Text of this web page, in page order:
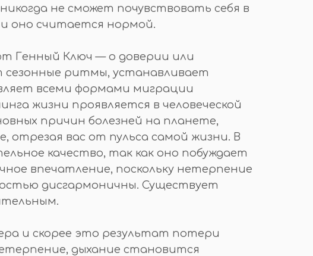
не сможет почувствовать себя в
оно считается нормой.
Генный Ключ — о доверии или
ритмы, устанавливает
всеми формами миграции
жизни проявляется в человеческой
причин болезней на планете,
отрезая вас от пульса самой жизни. В
качество, так как оно побуждает
впечатление, поскольку нетерпение
дисгармоничны. Существует
и скорее это результат потери
дыхание становится